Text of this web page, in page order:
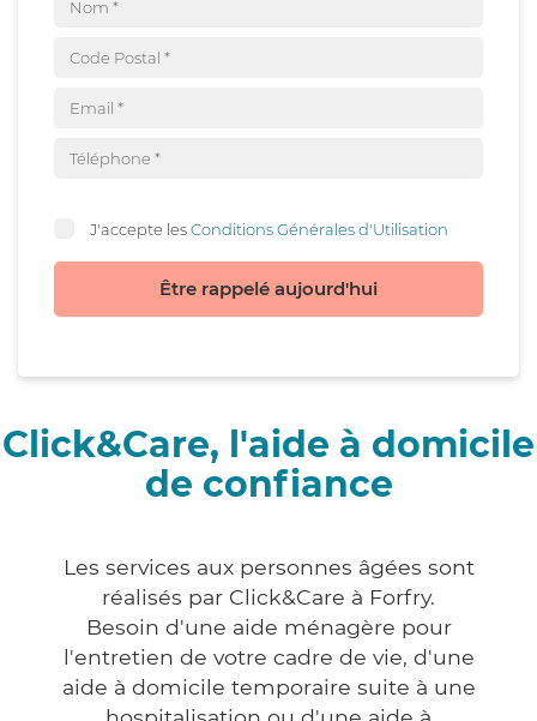
J'accepte lesConditions Générales d'Utilisation
Être rappelé aujourd'hui
Click&Care, l'aide à domicile
de confiance
Les services aux personnes âgées sont
réalisés par Click&Care à Forfry.
Besoin d'une aide ménagère pour
l'entretien de votre cadre de vie, d'une
aide à domicile temporaire suite à une